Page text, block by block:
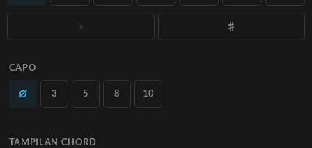
CAPO
3 5 8 10
TAMPILAN CHORD